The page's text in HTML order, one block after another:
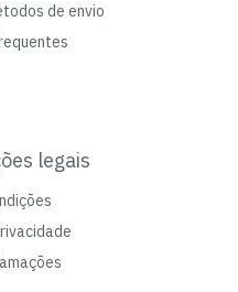
de envio
legais